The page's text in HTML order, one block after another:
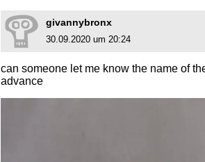
givannybronx
30.09.2020 um 20:24
can someone let me know the name of
advance